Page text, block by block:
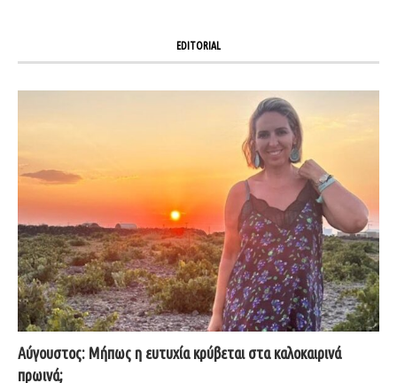
EDITORIAL
Αύγουστος: Μήπως η ευτυχία κρύβεται στα καλοκαιρινά
πρωινά;